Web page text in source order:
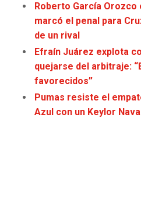
OTRAS LIGAS
BROWNS
TEXANS
COLTS
HAWKS
HEAT
MAGIC
Roberto García Orozco
marcó el penal para
de un rival
Efraín Juárez explota
quejarse del arbitraje:
favorecidos”
Pumas resiste el
Azul con un Keylor